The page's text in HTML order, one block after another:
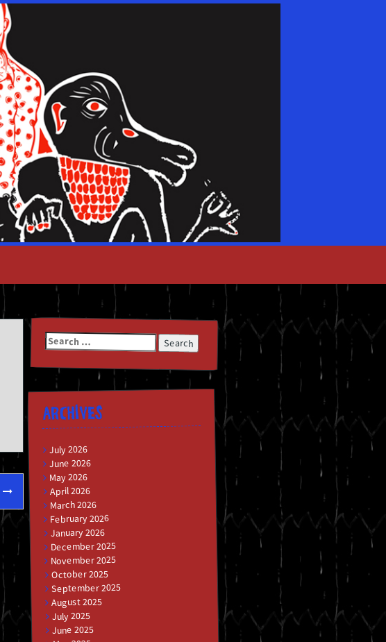
Search
for:
ARCHIVES
July 2026
June 2026
May 2026
April 2026
March 2026
February 2026
January 2026
December 2025
November 2025
October 2025
September 2025
August 2025
July 2025
June 2025